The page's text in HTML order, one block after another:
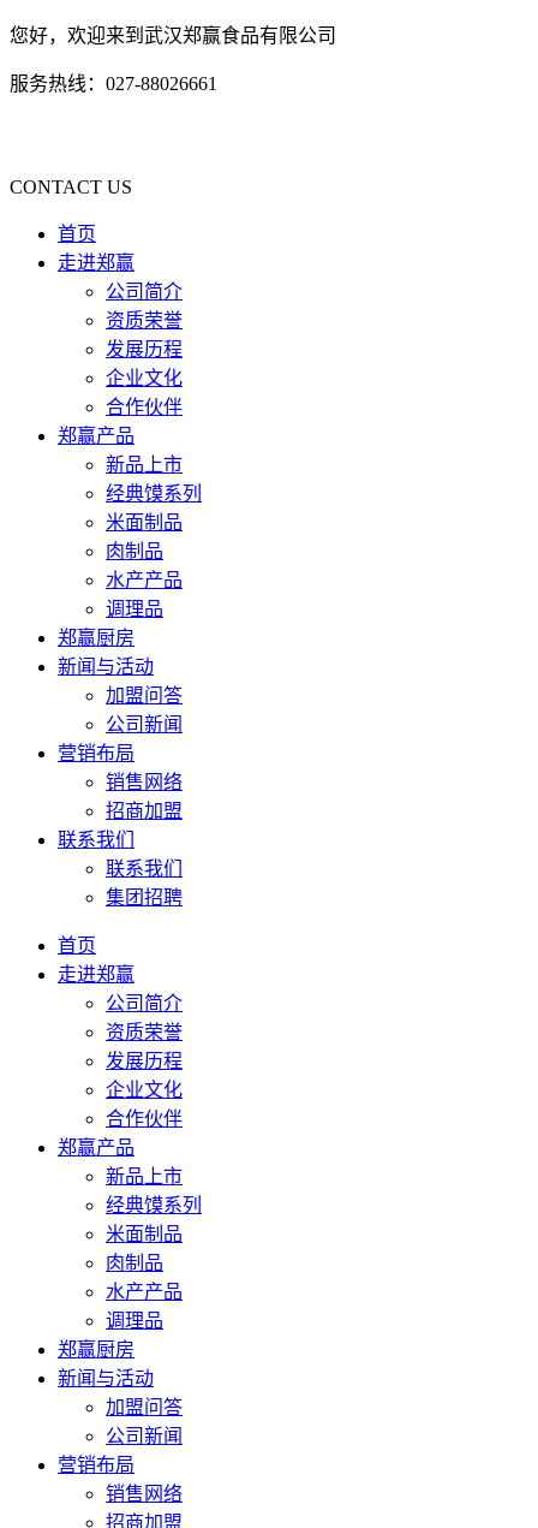
您好，欢迎来到武汉郑赢食品有限公司
服务热线：027-88026661
CONTACT US
首页
走进郑赢
公司简介
资质荣誉
发展历程
企业文化
合作伙伴
郑赢产品
新品上市
经典馍系列
米面制品
肉制品
水产产品
调理品
郑赢厨房
新闻与活动
加盟问答
公司新闻
营销布局
销售网络
招商加盟
联系我们
联系我们
集团招聘
首页
走进郑赢
公司简介
资质荣誉
发展历程
企业文化
合作伙伴
郑赢产品
新品上市
经典馍系列
米面制品
肉制品
水产产品
调理品
郑赢厨房
新闻与活动
加盟问答
公司新闻
营销布局
销售网络
招商加盟